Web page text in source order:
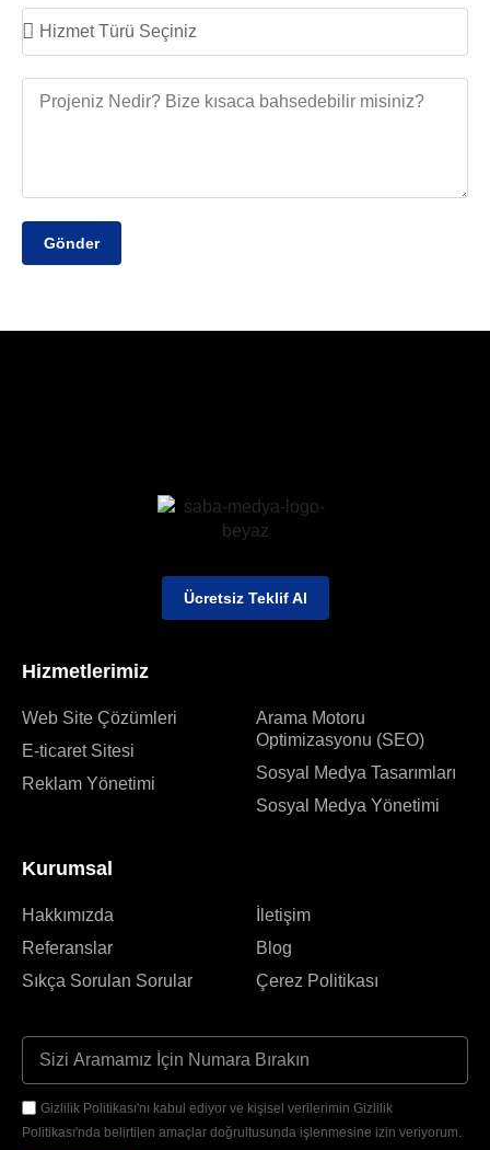
Gönder
Hizmetlerimiz
Web Site Çözümleri
E-ticaret Sitesi
Reklam Yönetimi
Arama Motoru
Optimizasyonu (SEO)
Sosyal Medya Tasarımları
Sosyal Medya Yönetimi
Kurumsal
Hakkımızda
Referanslar
Sıkça Sorulan Sorular
İletişim
Blog
Çerez Politikası
Gizlilik Politikası'nı kabul ediyor ve kişisel verilerimin Gizlilik
Politikası'nda belirtilen amaçlar doğrultusunda işlenmesine izin veriyorum.
Ücretsiz Teklif Al